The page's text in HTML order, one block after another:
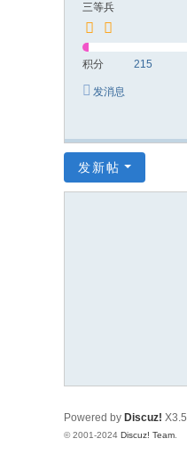
三等兵
积分 215
发消息
发新帖
Powered by Discuz! X3.5
© 2001-2024 Discuz! Team